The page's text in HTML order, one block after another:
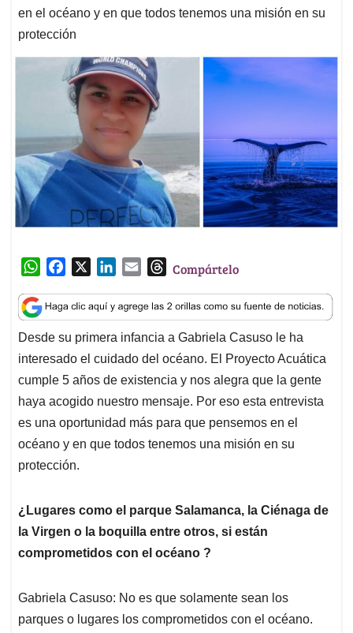
en el océano y en que todos tenemos una misión en su
protección
W
a
t
s
A
p
p
c
e
b
o
o
k
n
k
e
d
I
n
a
i
l
T
r
e
a
d
s
Compártelo
Desde su primera infancia a Gabriela Casuso le ha
interesado el cuidado del océano. El Proyecto Acuática
cumple 5 años de existencia y nos alegra que la gente
haya acogido nuestro mensaje. Por eso esta entrevista
es una oportunidad más para que pensemos en el
océano y en que todos tenemos una misión en su
protección.
¿Lugares como el parque Salamanca, la Ciénaga de
la Virgen o la boquilla entre otros, si están
comprometidos con el océano ?
Gabriela Casuso: No es que solamente sean los
parques o lugares los comprometidos con el océano.